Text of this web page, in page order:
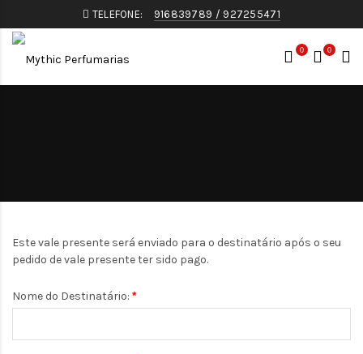
TELEFONE: 916839789 / 927255471
0 0
Este vale presente será enviado para o destinatário após o seu
pedido de vale presente ter sido pago.
Nome do Destinatário: